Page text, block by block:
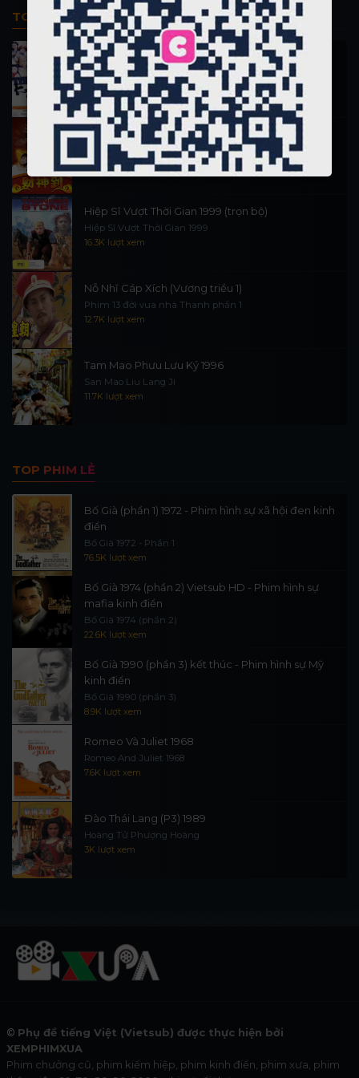
TOP PHIM BỘ
Thi Công Kỳ Án 1997
施公奇案 1997
90.1K lượt xem
Thần Tài Đến 1999
Thần Tài Truyền Kỳ 1999
16.6K lượt xem
Hiệp Sĩ Vượt Thời Gian 1999 (trọn bộ)
Hiệp Sĩ Vượt Thời Gian 1999
16.3K lượt xem
Nỗ Nhĩ Cáp Xích (Vương triều 1)
Phim 13 đời vua nhà Thanh phần 1
12.7K lượt xem
Tam Mao Phưu Lưu Ký 1996
San Mao Liu Lang Ji
11.7K lượt xem
TOP PHIM LẺ
Bố Già (phần 1) 1972 - Phim hình sự xã hội đen kinh
điển
Bố Già 1972 - Phần 1
76.5K lượt xem
Bố Già 1974 (phần 2) Vietsub HD - Phim hình sự
mafia kinh điển
Bố Già 1974 (phần 2)
22.6K lượt xem
Bố Già 1990 (phần 3) kết thúc - Phim hình sự Mỹ
kinh điển
Bố Già 1990 (phần 3)
8.9K lượt xem
Romeo Và Juliet 1968
Romeo And Juliet 1968
7.6K lượt xem
Đào Thái Lang (P3) 1989
Hoàng Tử Phượng Hoàng
3K lượt xem
© Phụ đề tiếng Việt (Vietsub) được thực hiện bởi
XEMPHIMXUA
Phim chưởng cũ, phim kiếm hiệp, phim kinh điển, phim xưa, phim